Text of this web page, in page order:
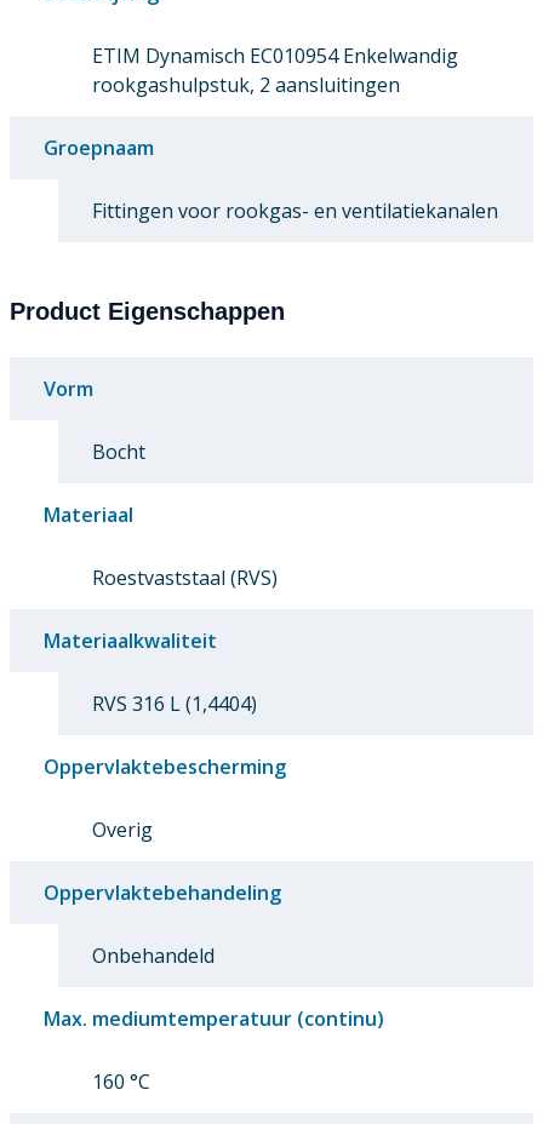
ETIM Dynamisch EC010954 Enkelwandig
rookgashulpstuk, 2 aansluitingen
Groepnaam
Fittingen voor rookgas- en ventilatiekanalen
Product Eigenschappen
Vorm
Bocht
Materiaal
Roestvaststaal (RVS)
Materiaalkwaliteit
RVS 316 L (1,4404)
Oppervlaktebescherming
Overig
Oppervlaktebehandeling
Onbehandeld
Max. mediumtemperatuur (continu)
160 °C